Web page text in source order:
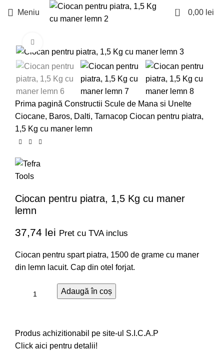
Meniu 0 0,00 lei
Prima pagină Constructii Scule de Mana si Unelte
Ciocane, Baros, Dalti, Tarnacop Ciocan pentru piatra,
1,5 Kg cu maner lemn
Ciocan pentru piatra, 1,5 Kg cu maner
lemn
37,74 lei Pret cu TVA inclus
Ciocan pentru spart piatra, 1500 de grame cu maner
din lemn lacuit. Cap din otel forjat.
Adaugă în coș
Produs achizitionabil pe site-ul S.I.C.A.P
Click aici pentru detalii!